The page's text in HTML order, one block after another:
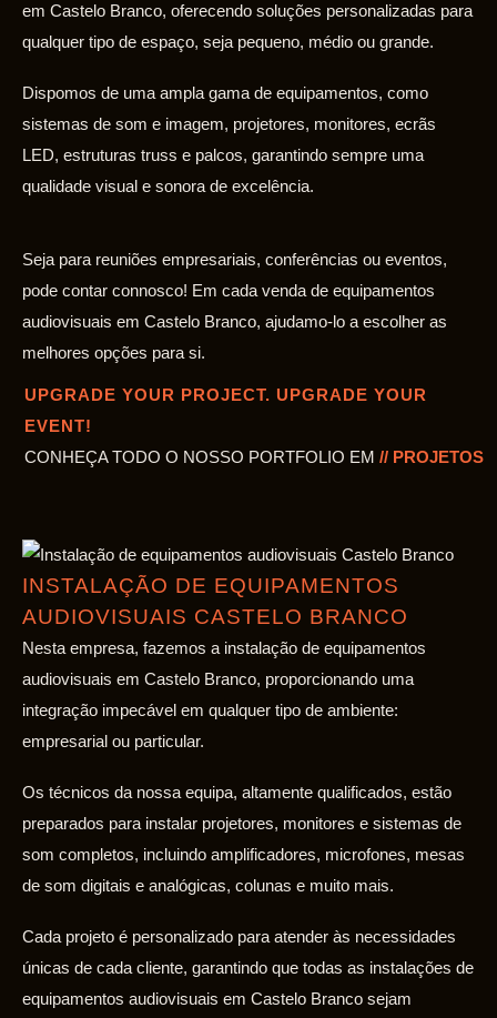
em Castelo Branco, oferecendo soluções personalizadas para
qualquer tipo de espaço, seja pequeno, médio ou grande.
Dispomos de uma ampla gama de equipamentos, como
sistemas de som e imagem, projetores, monitores, ecrãs
LED, estruturas truss e palcos, garantindo sempre uma
qualidade visual e sonora de excelência.
Seja para reuniões empresariais, conferências ou eventos,
pode contar connosco! Em cada venda de equipamentos
audiovisuais em Castelo Branco, ajudamo-lo a escolher as
melhores opções para si.
UPGRADE YOUR PROJECT. UPGRADE YOUR
EVENT!
CONHEÇA TODO O NOSSO PORTFOLIO EM // PROJETOS
INSTALAÇÃO DE EQUIPAMENTOS
AUDIOVISUAIS CASTELO BRANCO
Nesta empresa, fazemos a instalação de equipamentos
audiovisuais em Castelo Branco, proporcionando uma
integração impecável em qualquer tipo de ambiente:
empresarial ou particular.
Os técnicos da nossa equipa, altamente qualificados, estão
preparados para instalar projetores, monitores e sistemas de
som completos, incluindo amplificadores, microfones, mesas
de som digitais e analógicas, colunas e muito mais.
Cada projeto é personalizado para atender às necessidades
únicas de cada cliente, garantindo que todas as instalações de
equipamentos audiovisuais em Castelo Branco sejam